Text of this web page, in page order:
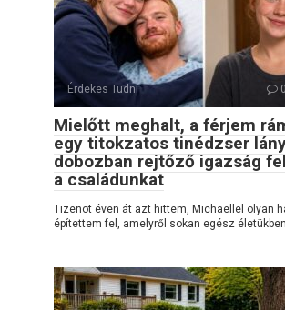
Érdekes Tudni 0
Mielőtt meghalt, a férjem
egy titokzatos tinédzser
dobozban rejtőző igazság
a családunkat
Tizenöt éven át azt hittem, Michaellel olyan
építettem fel, amelyről sokan egész életükben